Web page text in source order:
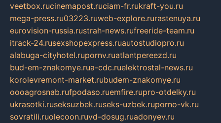
veetbox.rucinemapost.ruciam-fr.rukraft-you.ru
mega-press.ru03223.ruweb-explore.rurastenuya.ru
eurovision-russia.rustrah-news.rufreeride-team.ru
itrack-24.rusexshopexpress.ruautostudiopro.ru
alabuga-cityhotel.rupornv.ruatlantpereezd.ru
bud-em-znakomye.rua-cdc.ruelektrostal-news.ru
korolevremont-market.rubudem-znakomye.ru
oooagrosnab.rufpodaso.ruemfire.rupro-otdelky.ru
ukrasotki.ruseksuzbek.ruseks-uzbek.ruporno-vk.ru
sovratili.ruolecoon.ruvd-dosug.ruadonyev.ru